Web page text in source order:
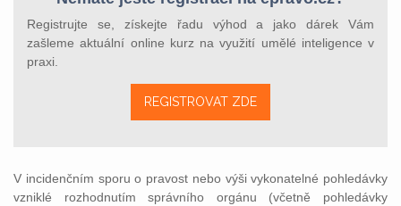
Registrujte se, získejte řadu výhod a jako dárek Vám
zašleme aktuální online kurz na využití umělé inteligence v
praxi.
REGISTROVAT ZDE
V incidenčním sporu o pravost nebo výši vykonatelné pohledávky
vzniklé rozhodnutím správního orgánu (včetně pohledávky